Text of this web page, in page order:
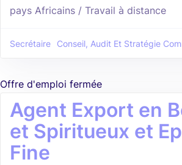
pays Africains / Travail à distance
Secrétaire Conseil, Audit Et Stratégie
Offre d'emploi fermée
Agent Export en
et Spiritueux et
Fine